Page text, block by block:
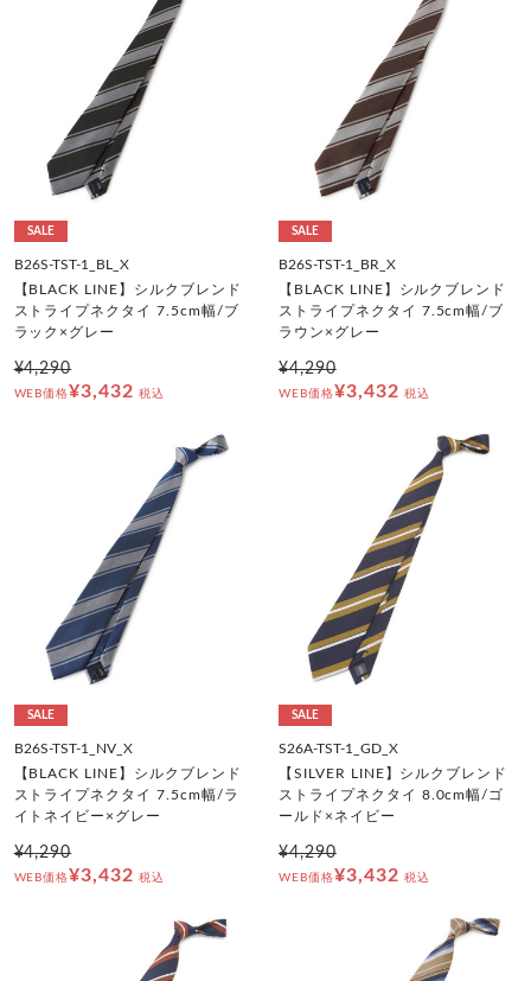
SALE
B26S-TST-1_BL_X
【BLACK LINE】シルクブレンド
ストライプネクタイ 7.5cm幅/ブ
ラック×グレー
¥4,290
WEB価格¥3,432 税込
SALE
B26S-TST-1_BR_X
【BLACK LINE】シルクブレンド
ストライプネクタイ 7.5cm幅/ブ
ラウン×グレー
¥4,290
WEB価格¥3,432 税込
SALE
B26S-TST-1_NV_X
【BLACK LINE】シルクブレンド
ストライプネクタイ 7.5cm幅/ラ
イトネイビー×グレー
¥4,290
WEB価格¥3,432 税込
SALE
S26A-TST-1_GD_X
【SILVER LINE】シルクブレンド
ストライプネクタイ 8.0cm幅/ゴ
ールド×ネイビー
¥4,290
WEB価格¥3,432 税込